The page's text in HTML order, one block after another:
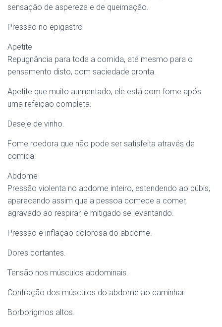
sensação de aspereza e de queimação.
Pressão no epigastro
Apetite
Repugnância para toda a comida, até mesmo para o
pensamento disto, com saciedade pronta.
Apetite que muito aumentado, ele está com fome após
uma refeição completa.
Deseje de vinho.
Fome roedora que não pode ser satisfeita através de
comida.
Abdome
Pressão violenta no abdome inteiro, estendendo ao púbis,
aparecendo assim que a pessoa comece a comer,
agravado ao respirar, e mitigado se levantando.
Pressão e inflação dolorosa do abdome.
Dores cortantes.
Tensão nos músculos abdominais.
Contração dos músculos do abdome ao caminhar.
Borborigmos altos.